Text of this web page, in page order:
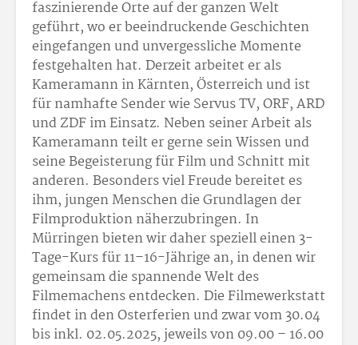
faszinierende Orte auf der ganzen Welt
geführt, wo er beeindruckende Geschichten
eingefangen und unvergessliche Momente
festgehalten hat. Derzeit arbeitet er als
Kameramann in Kärnten, Österreich und ist
für namhafte Sender wie Servus TV, ORF, ARD
und ZDF im Einsatz. Neben seiner Arbeit als
Kameramann teilt er gerne sein Wissen und
seine Begeisterung für Film und Schnitt mit
anderen. Besonders viel Freude bereitet es
ihm, jungen Menschen die Grundlagen der
Filmproduktion näherzubringen. In
Mürringen bieten wir daher speziell einen 3-
Tage-Kurs für 11–16-Jährige an, in denen wir
gemeinsam die spannende Welt des
Filmemachens entdecken. Die Filmewerkstatt
findet in den Osterferien und zwar vom 30.04
bis inkl. 02.05.2025, jeweils von 09.00 – 16.00